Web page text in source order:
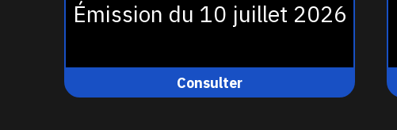
Émission du 10 juillet 2026
Consulter